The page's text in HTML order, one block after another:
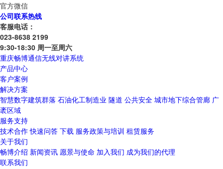
官方微信
公司联系热线
客服电话：
023-8638 2199
9:30-18:30 周一至周六
重庆畅博通信无线对讲系统
产品中心
客户案例
解决方案
智慧数字建筑群落 石油化工制造业 隧道 公共安全 城市地下综合管廊 广
袤区域
服务支持
技术合作 快速问答 下载 服务政策与培训 租赁服务
关于我们
畅博介绍 新闻资讯 愿景与使命 加入我们 成为我们的代理
联系我们